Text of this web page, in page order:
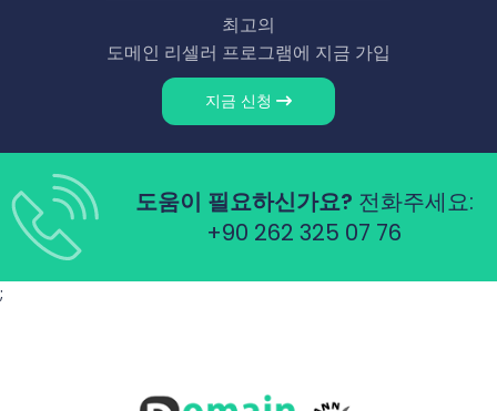
최고의
도메인 리셀러 프로그램에 지금 가입
지금 신청
도움이 필요하신가요? 전화주세요:
+90 262 325 07 76
;